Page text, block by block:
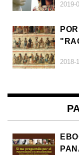
2019-
2018-